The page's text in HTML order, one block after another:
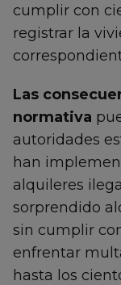
cumplir con
registrar la
Las
normativa
autoridades
han
alquileres
sorprendido
sin cumplir
enfrentar
hasta los